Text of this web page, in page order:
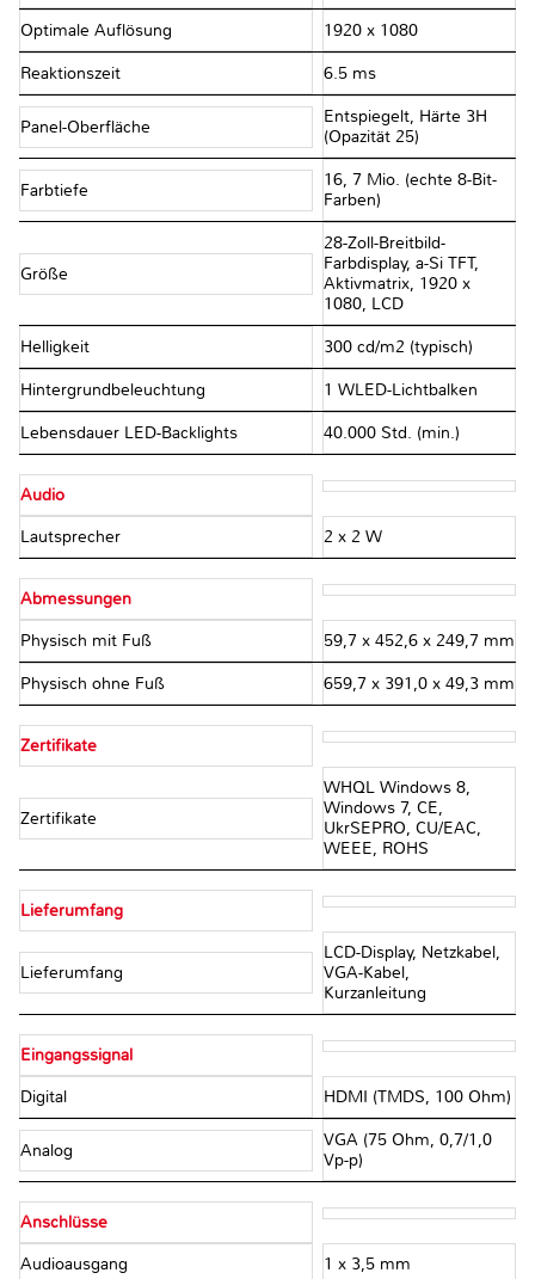
Optimale Auflösung 1920 x 1080
Reaktionszeit 6.5 ms
Panel-Oberfläche
Entspiegelt, Härte 3H
(Opazität 25)
Farbtiefe
16, 7 Mio. (echte 8-Bit-
Farben)
Größe
28-Zoll-Breitbild-
Farbdisplay, a-Si TFT,
Aktivmatrix, 1920 x
1080, LCD
Helligkeit 300 cd/m2 (typisch)
Hintergrundbeleuchtung 1 WLED-Lichtbalken
Lebensdauer LED-Backlights 40.000 Std. (min.)
Audio
Lautsprecher 2 x 2 W
Abmessungen
Physisch mit Fuß 59,7 x 452,6 x 249,7 mm
Physisch ohne Fuß 659,7 x 391,0 x 49,3 mm
Zertifikate
Zertifikate
WHQL Windows 8,
Windows 7, CE,
UkrSEPRO, CU/EAC,
WEEE, ROHS
Lieferumfang
Lieferumfang
LCD-Display, Netzkabel,
VGA-Kabel,
Kurzanleitung
Eingangssignal
Digital HDMI (TMDS, 100 Ohm)
Analog
VGA (75 Ohm, 0,7/1,0
Vp-p)
Anschlüsse
Audioausgang 1 x 3,5 mm